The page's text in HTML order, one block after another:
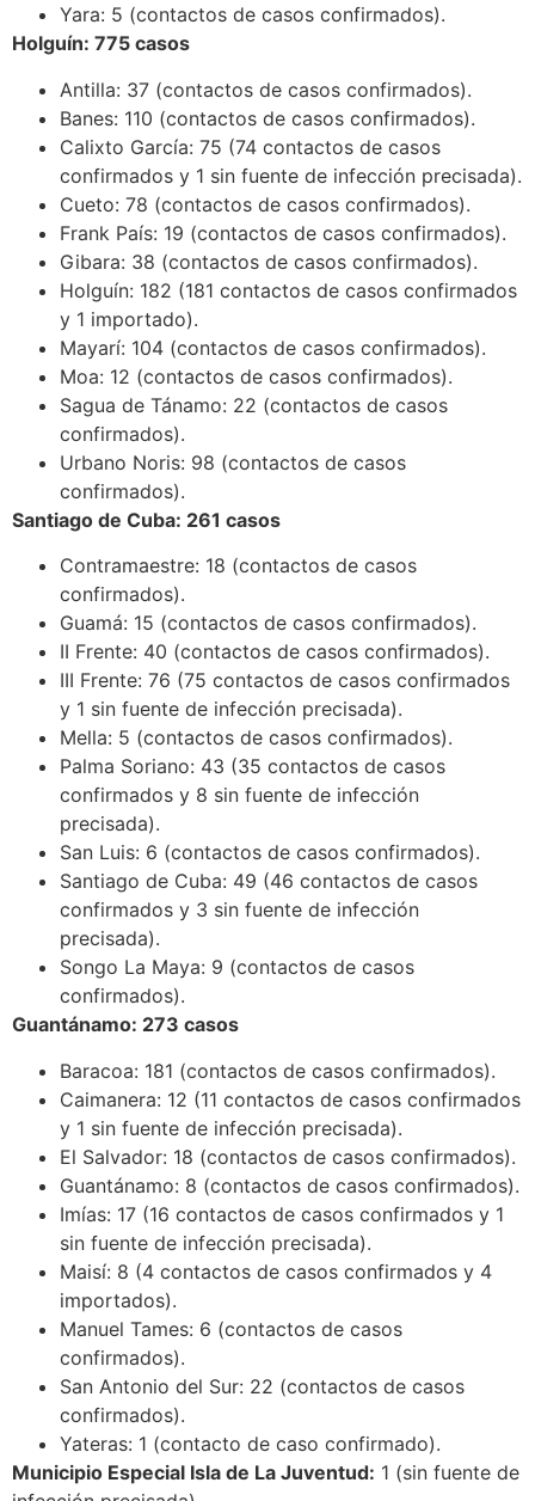
Yara: 5 (contactos de casos confirmados).
Holguín: 775 casos
Antilla: 37 (contactos de casos confirmados).
Banes: 110 (contactos de casos confirmados).
Calixto García: 75 (74 contactos de casos
confirmados y 1 sin fuente de infección precisada).
Cueto: 78 (contactos de casos confirmados).
Frank País: 19 (contactos de casos confirmados).
Gibara: 38 (contactos de casos confirmados).
Holguín: 182 (181 contactos de casos confirmados
y 1 importado).
Mayarí: 104 (contactos de casos confirmados).
Moa: 12 (contactos de casos confirmados).
Sagua de Tánamo: 22 (contactos de casos
confirmados).
Urbano Noris: 98 (contactos de casos
confirmados).
Santiago de Cuba: 261 casos
Contramaestre: 18 (contactos de casos
confirmados).
Guamá: 15 (contactos de casos confirmados).
II Frente: 40 (contactos de casos confirmados).
III Frente: 76 (75 contactos de casos confirmados
y 1 sin fuente de infección precisada).
Mella: 5 (contactos de casos confirmados).
Palma Soriano: 43 (35 contactos de casos
confirmados y 8 sin fuente de infección
precisada).
San Luis: 6 (contactos de casos confirmados).
Santiago de Cuba: 49 (46 contactos de casos
confirmados y 3 sin fuente de infección
precisada).
Songo La Maya: 9 (contactos de casos
confirmados).
Guantánamo: 273 casos
Baracoa: 181 (contactos de casos confirmados).
Caimanera: 12 (11 contactos de casos confirmados
y 1 sin fuente de infección precisada).
El Salvador: 18 (contactos de casos confirmados).
Guantánamo: 8 (contactos de casos confirmados).
Imías: 17 (16 contactos de casos confirmados y 1
sin fuente de infección precisada).
Maisí: 8 (4 contactos de casos confirmados y 4
importados).
Manuel Tames: 6 (contactos de casos
confirmados).
San Antonio del Sur: 22 (contactos de casos
confirmados).
Yateras: 1 (contacto de caso confirmado).
Municipio Especial Isla de La Juventud: 1 (sin fuente de